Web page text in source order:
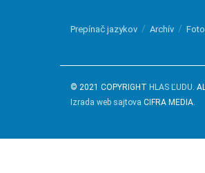
Prepínač jazykov Archív
© 2021 COPYRIGHT HLAS ĽUDU.
Izrada web sajtova CIFRA MEDIA.